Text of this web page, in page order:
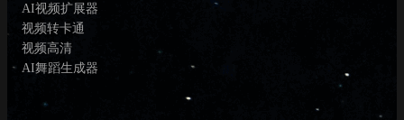
AI视频扩展器
视频转卡通
视频高清
AI舞蹈生成器